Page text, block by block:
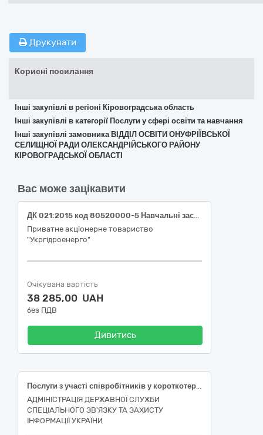
Друкувати
Корисні посилання
Інші закупівлі в регіоні Кіровоградська область
Інші закупівлі в категорії Послуги у сфері освіти та навчання
Інші закупівлі замовника ВІДДІЛ ОСВІТИ ОНУФРІЇВСЬКОЇ
СЕЛИЩНОЇ РАДИ ОЛЕКСАНДРІЙСЬКОГО РАЙОНУ
КІРОВОГРАДСЬКОЇ ОБЛАСТІ
Вас може зацікавити
ДК 021:2015 код 80520000-5 Навчальні засоби (Надання послуг з щорічного навчання і перевірки знань з питань охорони праці при проведенні водолазних робіт працівниками філії «Каскад Київських ГЕС і ГАЕС» ПрАТ «Укргідроенерго»)
Приватне акціонерне товариство
"Укргідроенерго"
Очікувана вартість
38 285,00 UAH
без ПДВ
Дивитись
Послуги з участі співробітників у короткотермінових навчальних семінарах, навчальний курс: «OSINT: дослідження відкритих джерел»
АДМІНІСТРАЦІЯ ДЕРЖАВНОЇ СЛУЖБИ
СПЕЦІАЛЬНОГО ЗВ'ЯЗКУ ТА ЗАХИСТУ
ІНФОРМАЦІЇ УКРАЇНИ